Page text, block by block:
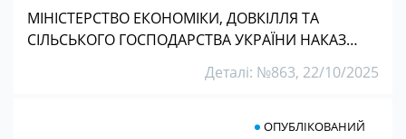
МІНІСТЕРСТВО ЕКОНОМІКИ, ДОВКІЛЛЯ ТА
СІЛЬСЬКОГО ГОСПОДАРСТВА УКРАЇНИ НАКАЗ…
Деталі: №863, 22/10/2025
ОПУБЛІКОВАНИЙ